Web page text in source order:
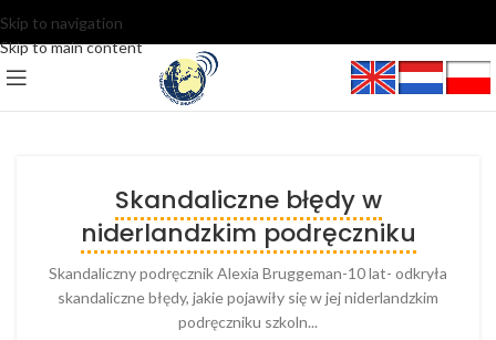
Skip to navigation
Skip to main content
Skandaliczne błędy w
niderlandzkim podręczniku
Skandaliczny podręcznik Alexia Bruggeman-10 lat- odkryła
skandaliczne błędy, jakie pojawiły się w jej niderlandzkim
podręczniku szkoln...